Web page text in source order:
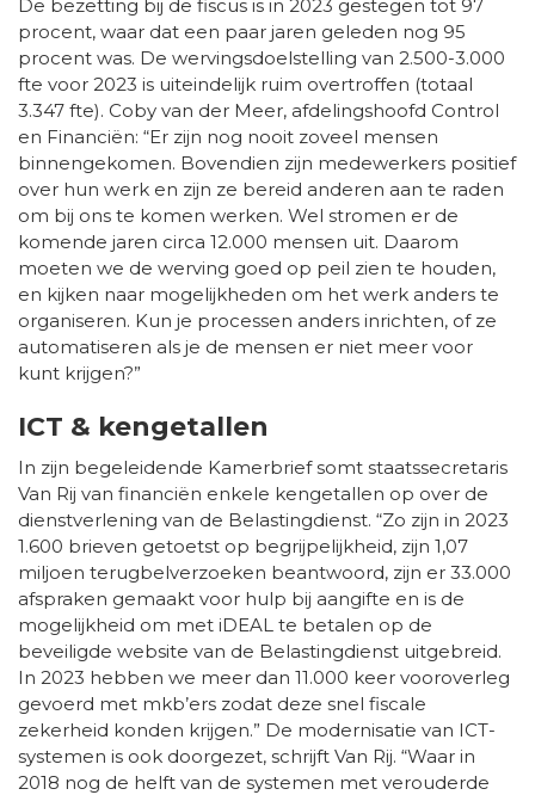
De bezetting bij de fiscus is in 2023 gestegen tot 97
procent, waar dat een paar jaren geleden nog 95
procent was. De wervingsdoelstelling van 2.500-3.000
fte voor 2023 is uiteindelijk ruim overtroffen (totaal
3.347 fte). Coby van der Meer, afdelingshoofd Control
en Financiën: “Er zijn nog nooit zoveel mensen
binnengekomen. Bovendien zijn medewerkers positief
over hun werk en zijn ze bereid anderen aan te raden
om bij ons te komen werken. Wel stromen er de
komende jaren circa 12.000 mensen uit. Daarom
moeten we de werving goed op peil zien te houden,
en kijken naar mogelijkheden om het werk anders te
organiseren. Kun je processen anders inrichten, of ze
automatiseren als je de mensen er niet meer voor
kunt krijgen?”
ICT & kengetallen
In zijn begeleidende Kamerbrief somt staatssecretaris
Van Rij van financiën enkele kengetallen op over de
dienstverlening van de Belastingdienst. “Zo zijn in 2023
1.600 brieven getoetst op begrijpelijkheid, zijn 1,07
miljoen terugbelverzoeken beantwoord, zijn er 33.000
afspraken gemaakt voor hulp bij aangifte en is de
mogelijkheid om met iDEAL te betalen op de
beveiligde website van de Belastingdienst uitgebreid.
In 2023 hebben we meer dan 11.000 keer vooroverleg
gevoerd met mkb’ers zodat deze snel fiscale
zekerheid konden krijgen.” De modernisatie van ICT-
systemen is ook doorgezet, schrijft Van Rij. “Waar in
2018 nog de helft van de systemen met verouderde